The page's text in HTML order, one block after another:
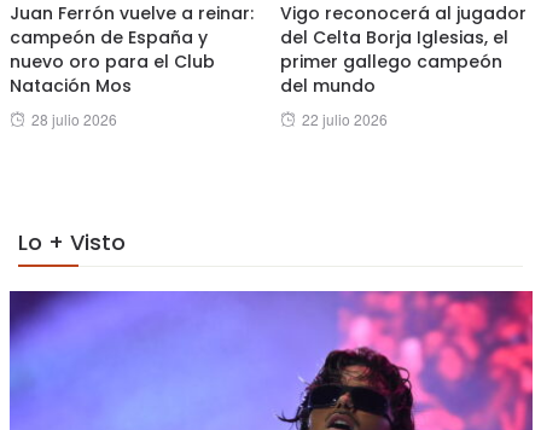
Juan Ferrón vuelve a reinar:
campeón de España y
nuevo oro para el Club
Natación Mos
Posted
28 julio 2026
Vigo reconocerá al jugador
del Celta Borja Iglesias, el
primer gallego campeón
del mundo
Posted
22 julio 2026
Lo + Visto